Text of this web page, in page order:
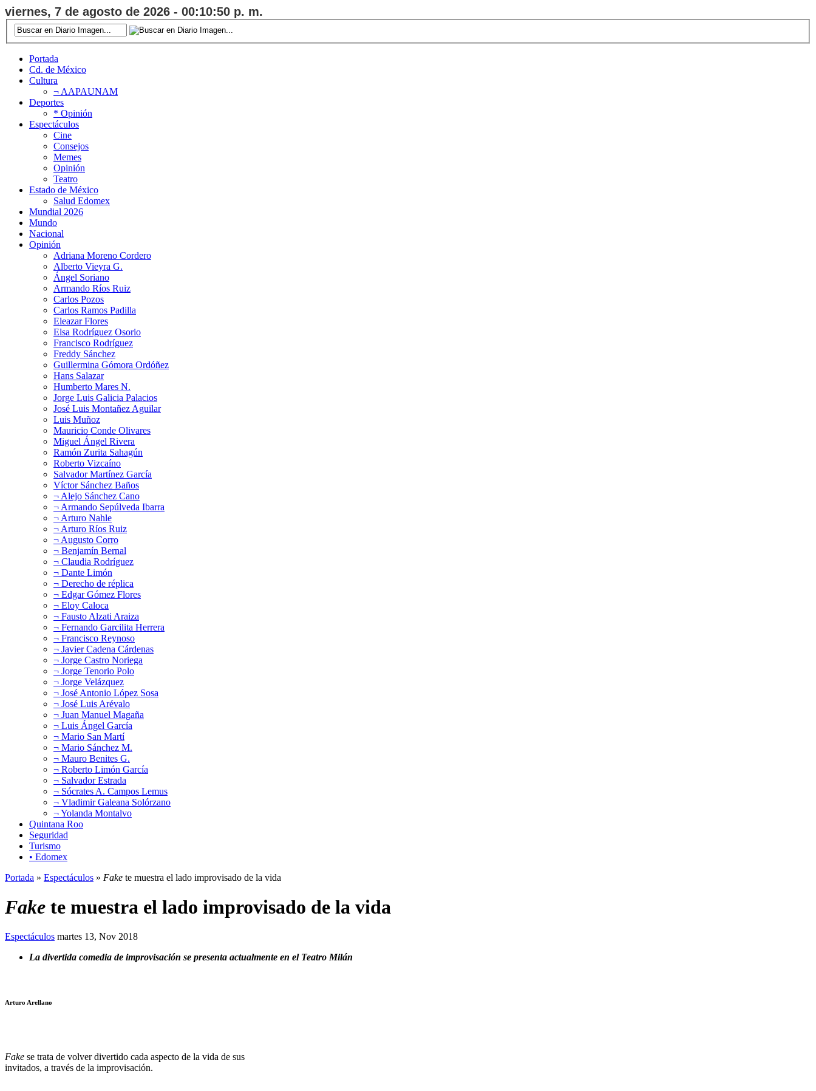
viernes, 7 de agosto de 2026 - 00:10:50 p. m.
Portada
Cd. de México
Cultura
¬ AAPAUNAM
Deportes
* Opinión
Espectáculos
Cine
Consejos
Memes
Opinión
Teatro
Estado de México
Salud Edomex
Mundial 2026
Mundo
Nacional
Opinión
Adriana Moreno Cordero
Alberto Vieyra G.
Ángel Soriano
Armando Ríos Ruiz
Carlos Pozos
Carlos Ramos Padilla
Eleazar Flores
Elsa Rodríguez Osorio
Francisco Rodríguez
Freddy Sánchez
Guillermina Gómora Ordóñez
Hans Salazar
Humberto Mares N.
Jorge Luis Galicia Palacios
José Luis Montañez Aguilar
Luis Muñoz
Mauricio Conde Olivares
Miguel Ángel Rivera
Ramón Zurita Sahagún
Roberto Vizcaíno
Salvador Martínez García
Víctor Sánchez Baños
¬ Alejo Sánchez Cano
¬ Armando Sepúlveda Ibarra
¬ Arturo Nahle
¬ Arturo Ríos Ruiz
¬ Augusto Corro
¬ Benjamín Bernal
¬ Claudia Rodríguez
¬ Dante Limón
¬ Derecho de réplica
¬ Edgar Gómez Flores
¬ Eloy Caloca
¬ Fausto Alzati Araiza
¬ Fernando Garcilita Herrera
¬ Francisco Reynoso
¬ Javier Cadena Cárdenas
¬ Jorge Castro Noriega
¬ Jorge Tenorio Polo
¬ Jorge Velázquez
¬ José Antonio López Sosa
¬ José Luis Arévalo
¬ Juan Manuel Magaña
¬ Luis Ángel García
¬ Mario San Martí
¬ Mario Sánchez M.
¬ Mauro Benites G.
¬ Roberto Limón García
¬ Salvador Estrada
¬ Sócrates A. Campos Lemus
¬ Vladimir Galeana Solórzano
¬ Yolanda Montalvo
Quintana Roo
Seguridad
Turismo
• Edomex
Portada » Espectáculos » Fake te muestra el lado improvisado de la vida
Fake te muestra el lado improvisado de la vida
Espectáculos martes 13, Nov 2018
La divertida comedia de improvisación se presenta actualmente en el Teatro Milán
Arturo Arellano
Fake se trata de volver divertido cada aspecto de la vida de sus
invitados, a través de la improvisación.